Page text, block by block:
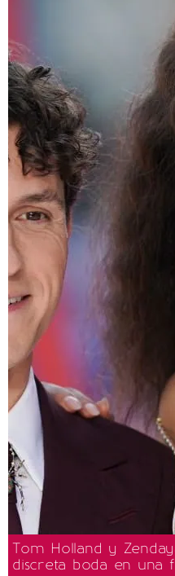
Tom Holland y
discreta boda en una